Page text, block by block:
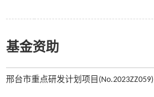
基金资助
邢台市重点研发计划项目(No.2023ZZ059)